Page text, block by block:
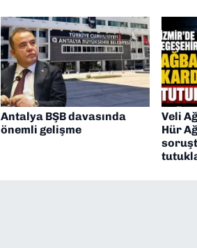
Antalya BŞB davasında
önemli gelişme
Veli
Hür